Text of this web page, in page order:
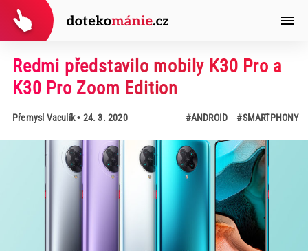
Redmi představilo mobily K30 Pro a
K30 Pro Zoom Edition
Přemysl Vaculík• 24. 3. 2020 #ANDROID #SMARTPHONY